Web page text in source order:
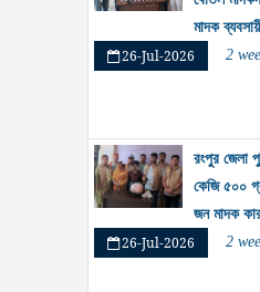
মাদক
26-Jul-2026 2
রংপুর জেলা
কেজি ৫০০
জন মাদক
26-Jul-2026 2